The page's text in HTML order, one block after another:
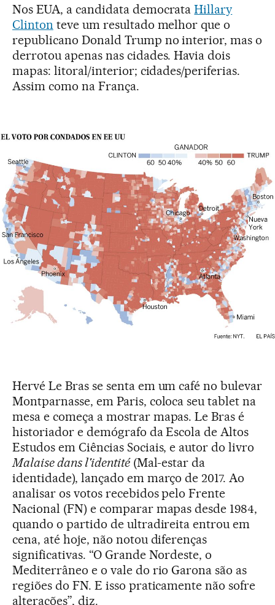
Nos EUA, a candidata democrataHillary
Clinton teve um resultado melhor que o
republicano Donald Trump no interior, mas o
derrotou apenas nas cidades. Havia dois
mapas: litoral/interior; cidades/periferias.
Assim como na França.
Hervé Le Bras se senta em um café no bulevar
Montparnasse, em Paris, coloca seu tablet na
mesa e começa a mostrar mapas. Le Bras é
historiador e demógrafo da Escola de Altos
Estudos em Ciências Sociais, e autor do livro
Malaise dans l'identité(Mal-estar da
identidade), lançado em março de 2017. Ao
analisar os votos recebidos pelo Frente
Nacional (FN) e comparar mapas desde 1984,
quando o partido de ultradireita entrou em
cena, até hoje, não notou diferenças
significativas. “O Grande Nordeste, o
Mediterrâneo e o vale do rio Garona são as
regiões do FN. E isso praticamente não sofre
alterações”, diz.